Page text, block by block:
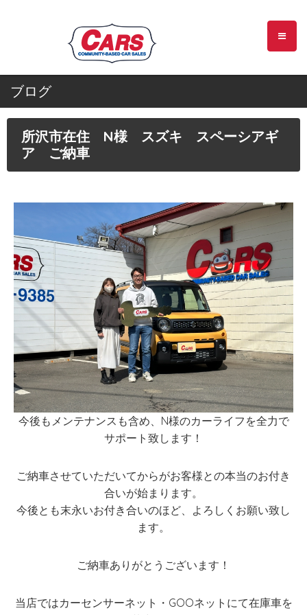
ブログ
所沢市在住 N様 スズキ スペーシアギ
ア ご納車
今後もメンテナンスも含め、N様のカーライフを全力で
サポート致します！
ご納車させていただいてからがお客様との本当のお付き
合いが始まります。
今後とも末永いお付き合いのほど、よろしくお願い致し
ます。
ご納車ありがとうございます！
当店ではカーセンサーネット・GOOネットにて在庫車を